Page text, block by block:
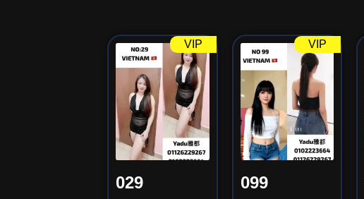
VIP
029
VIP
099